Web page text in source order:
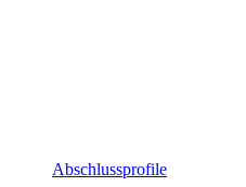
Abschlussprofile